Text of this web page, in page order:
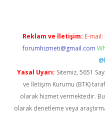
Reklam ve İletişim: E-mail:
forumhizmeti@gmail.com
Yasal Uyarı: Sitemiz, 5651
ve İletişim Kurumu (BTK)
olarak hizmet vermektedir.
olarak denetleme veya